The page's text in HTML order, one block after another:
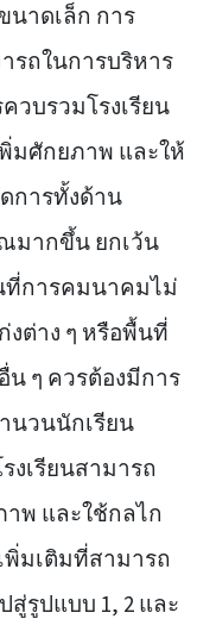
นาดเล็ก การ
รถในการบริหาร
วบรวมโรงเรียน
มศักยภาพ และให้
การทั้งด้าน
มากขึ้น ยกเว้น
ที่การคมนาคมไม่
งต่าง ๆ หรือพื้นที่
น ๆ ควรต้องมีการ
นวนนักเรียน
งเรียนสามารถ
พ และใช้กลไก
มเติมที่สามารถ
สู่รูปแบบ 1, 2 และ